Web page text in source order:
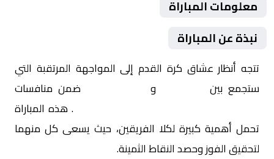
معلومات المباراة
نبذة عن المباراة
تتجه أنظار عشاق كرة القدم إلى المواجهة المرتقبة التي
ستجمع بين
و
ضمن منافسات
. هذه المباراة
تحمل أهمية كبيرة لكلا الفريقين، حيث يسعى كل منهما
لتحقيق الفوز وحصد النقاط الثمينة.